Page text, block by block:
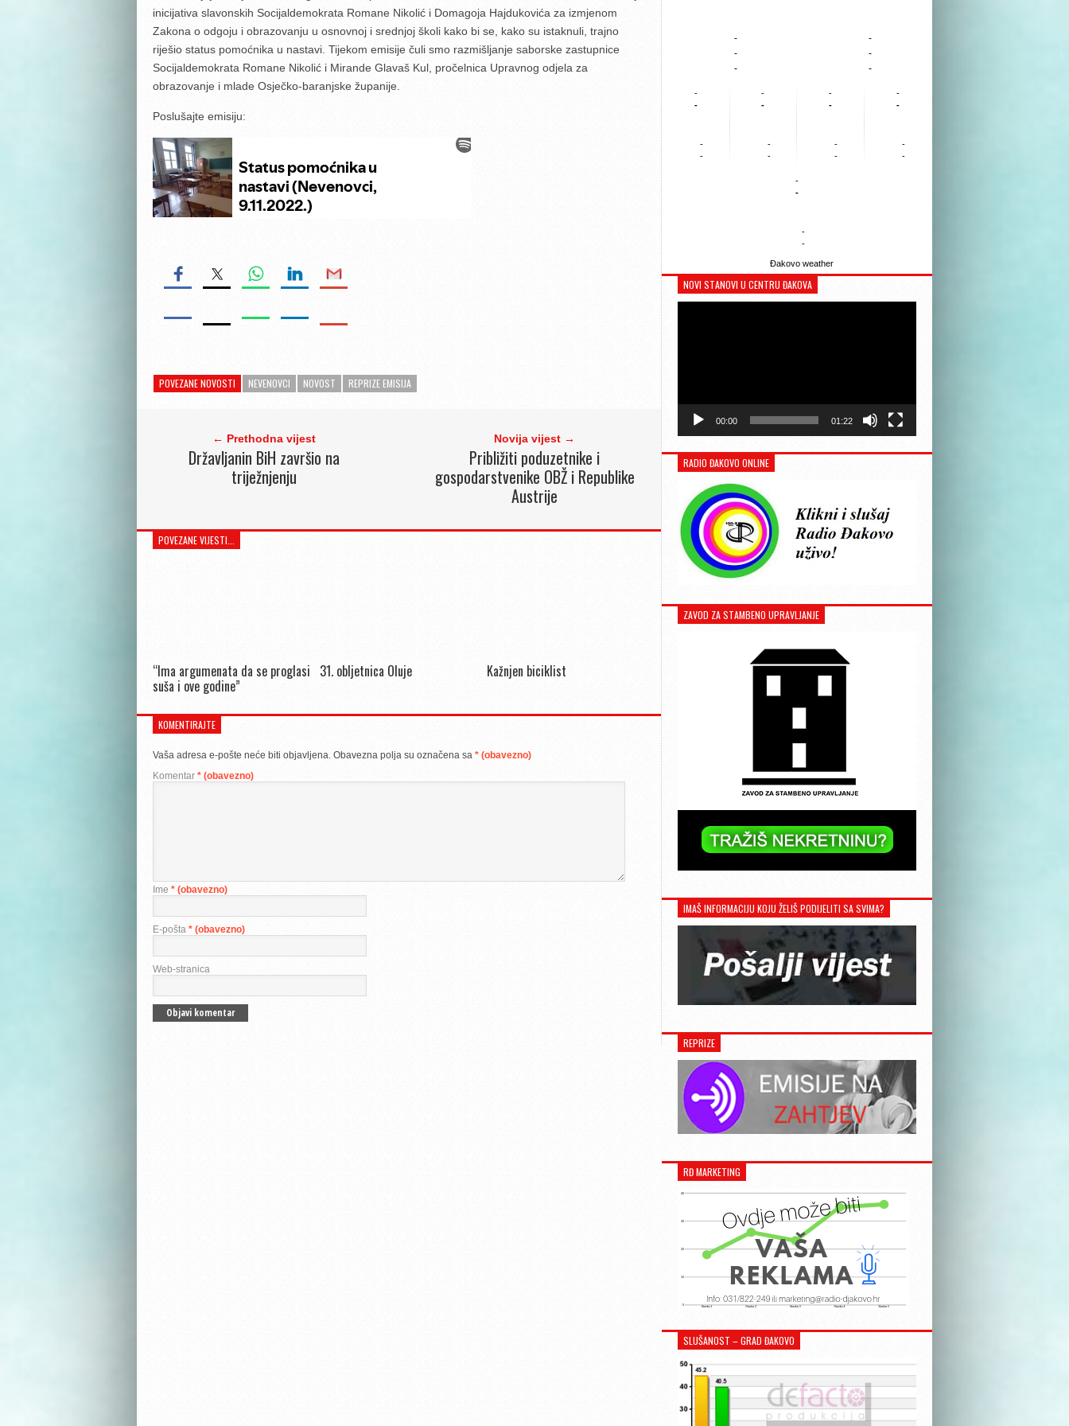
inicijativa slavonskih Socijaldemokrata Romane Nikolić i Domagoja Hajdukovića za izmjenom
Zakona o odgoju i obrazovanju u osnovnoj i srednjoj školi kako bi se, kako su istaknuli, trajno
riješio status pomoćnika u nastavi. Tijekom emisije čuli smo razmišljanje saborske zastupnice
Socijaldemokrata Romane Nikolić i Mirande Glavaš Kul, pročelnica Upravnog odjela za
obrazovanje i mlade Osječko-baranjske županije.
Poslušajte emisiju:
POVEZANE NOVOSTI NEVENOVCI NOVOST REPRIZE EMISIJA
← Prethodna vijest
Državljanin BiH završio na
triježnjenju
Novija vijest →
Približiti poduzetnike i
gospodarstvenike OBŽ i Republike
Austrije
POVEZANE VIJESTI...
“Ima argumenata da se proglasi
suša i ove godine”
31. obljetnica Oluje Kažnjen biciklist
KOMENTIRAJTE
Vaša adresa e-pošte neće biti objavljena. Obavezna polja su označena sa * (obavezno)
Komentar * (obavezno)
Ime * (obavezno)
E-pošta * (obavezno)
Web-stranica
-
-
-
-
-
-
-
-
-
-
-
-
-
-
-
-
-
-
-
-
-
-
-
-
-
-
Đakovo weather
NOVI STANOVI U CENTRU ĐAKOVA
00:00 01:22
RADIO ĐAKOVO ONLINE
ZAVOD ZA STAMBENO UPRAVLJANJE
IMAŠ INFORMACIJU KOJU ŽELIŠ PODIJELITI SA SVIMA?
REPRIZE
RĐ MARKETING
SLUŠANOST – GRAD ĐAKOVO